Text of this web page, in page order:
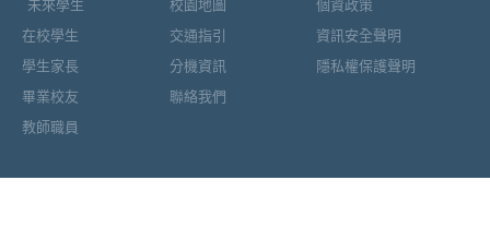
未來學生
在校學生
學生家長
畢業校友
教師職員
校園地圖
交通指引
分機資訊
聯絡我們
個資政策
資訊安全聲明
隱私權保護聲明